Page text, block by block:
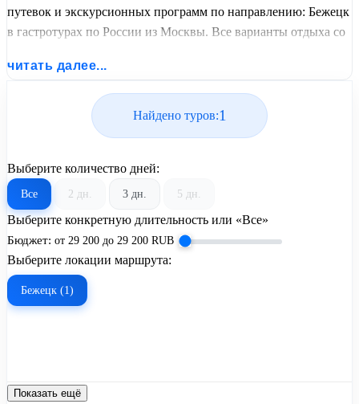
путевок и экскурсионных программ по направлению: Бежецк
в гастротурах по России из Москвы. Все варианты отдыха со
проездом и актуальным графиком заездов от United Travel
читать далее...
Найдено туров:1
Выберите количество дней:
Все 2 дн. 3 дн. 5 дн.
Выберите конкретную длительность или «Все»
Бюджет: от 29 200 до 29 200 RUB
Выберите локации маршрута:
Бежецк (1)
Показать ещё